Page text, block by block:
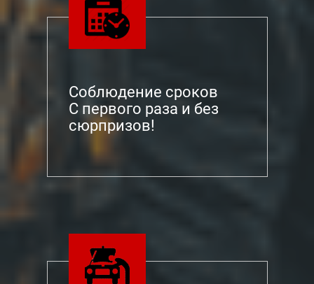
Соблюдение сроков
С первого раза и без
сюрпризов!